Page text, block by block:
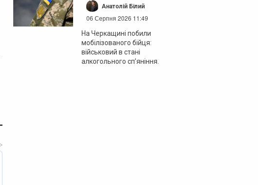
Анатолій Білий
06 Серпня 2026 11:49
На Черкащині побили
мобілізованого бійця:
військовий в стані
алкогольного сп’яніння.